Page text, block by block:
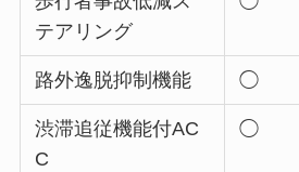
テアリング
路外逸脱抑制機能 ◯
渋滞追従機能付AC
C
◯